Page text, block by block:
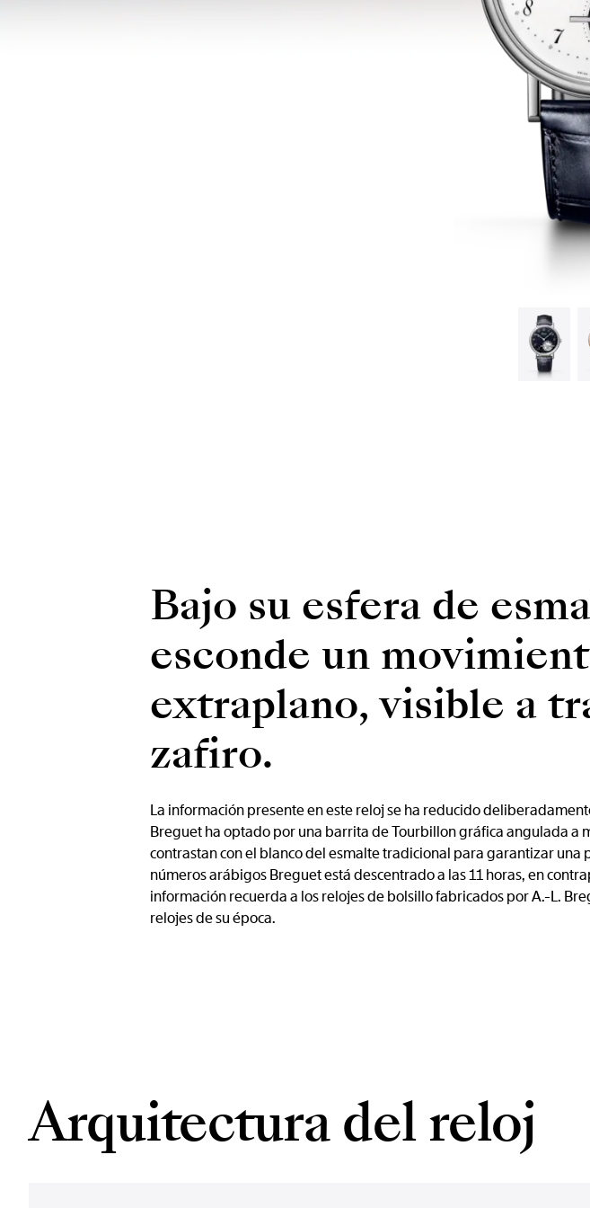
Bajo su esfera de
esconde un
extraplano, visible a
zafiro.
La información presente en este reloj se ha reducido
Breguet ha optado por una barrita de Tourbillon gráfica angulada a
contrastan con el blanco del esmalte tradicional para garantizar
números arábigos Breguet está descentrado a las 11 horas, en
información recuerda a los relojes de bolsillo fabricados por A.-L.
relojes de su época.
Arquitectura del reloj